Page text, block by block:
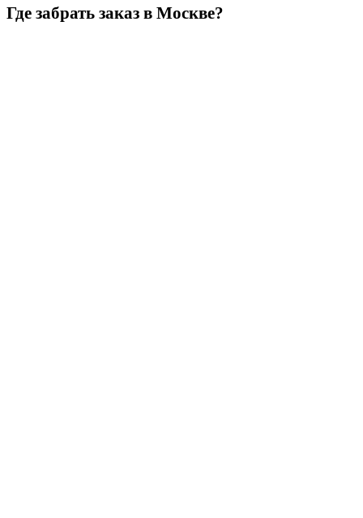
Где забрать заказ в Москве?